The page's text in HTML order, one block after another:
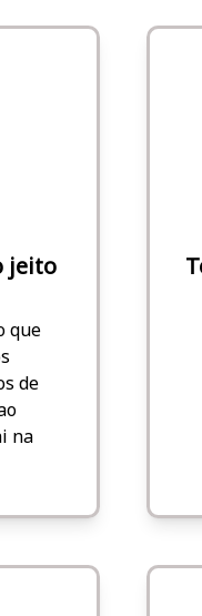
jeito
que
de
na